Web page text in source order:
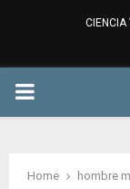
CIENCIA
PRIMARY
Home hombre